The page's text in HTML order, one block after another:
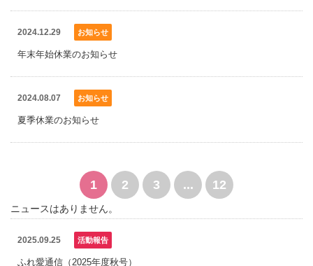
2024.12.29 お知らせ
年末年始休業のお知らせ
2024.08.07 お知らせ
夏季休業のお知らせ
1 2 3 ... 12
ニュースはありません。
2025.09.25 活動報告
ふれ愛通信（2025年度秋号）